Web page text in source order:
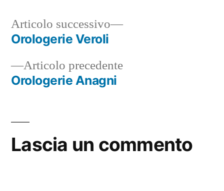
Navigazione
articoli
Articolo precedenteArticolo
Orologerie Anagni
Articolo successivo
Articolo
Orologerie Veroli
Lascia un commento